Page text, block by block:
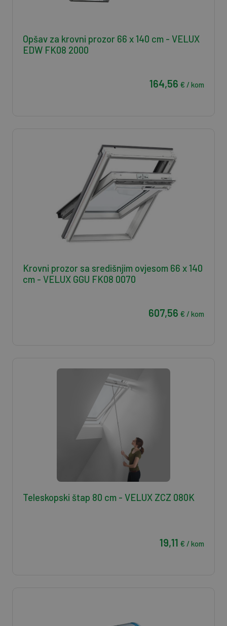
Opšav za krovni prozor 66 x 140 cm - VELUX
EDW FK08 2000
164,56 € / kom
Krovni prozor sa središnjim ovjesom 66 x 140
cm - VELUX GGU FK08 0070
607,56 € / kom
Teleskopski štap 80 cm - VELUX ZCZ 080K
19,11 € / kom